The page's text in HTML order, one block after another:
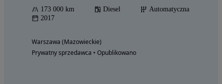
173 000 km Diesel
Automatyczna
2017
Warszawa (Mazowieckie)
Prywatny sprzedawca • Opublikowano